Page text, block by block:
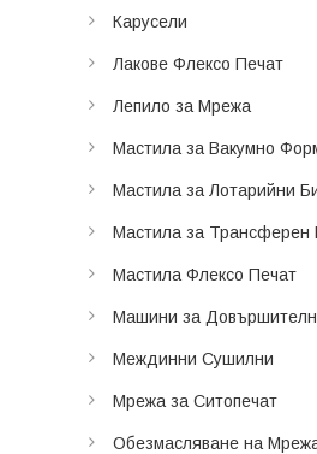
Карусели
Лакове Флексо Печат
Лепило за Мрежа
Мастила за Вакумно
Мастила за Лотарийни
Мастила за Трансферен
Мастила Флексо Печат
Машини за
Междинни Сушилни
Мрежа за Ситопечат
Обезмасляване на